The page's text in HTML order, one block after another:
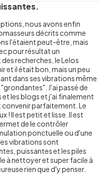
nous avons enfin
décrits comme
l'étaient peut-être, mais
pour résultat un
recherches, le Lelos
et il était bon, mais un peu
dans ses vibrations même
J'ai passé de
les blogs et j'ai finalement
parfaitement. Le
! Il est petit et lisse. Il est
de le contrôler
ponctuelle ou d'une
vibrations sont
puissantes et les piles
à nettoyer et super facile à
rien que d'y penser.